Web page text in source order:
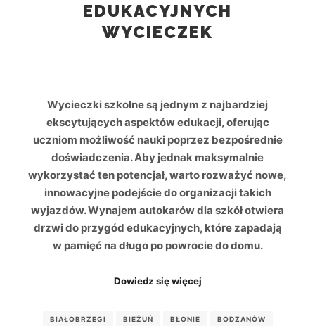
EDUKACYJNYCH
WYCIECZEK
Wycieczki szkolne są jednym z najbardziej
ekscytujących aspektów edukacji, oferując
uczniom możliwość nauki poprzez bezpośrednie
doświadczenia. Aby jednak maksymalnie
wykorzystać ten potencjał, warto rozważyć nowe,
innowacyjne podejście do organizacji takich
wyjazdów. Wynajem autokarów dla szkół otwiera
drzwi do przygód edukacyjnych, które zapadają
w pamięć na długo po powrocie do domu.
Dowiedz się więcej
BIAŁOBRZEGI BIEŻUŃ BŁONIE BODZANÓW